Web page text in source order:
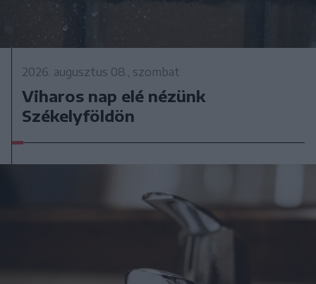
2026. augusztus 08., szombat
Viharos nap elé nézünk
Székelyföldön